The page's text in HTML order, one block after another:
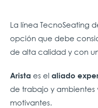
La línea TecnoSeating
opción que debe
de alta calidad y con
Arista es el aliado
de trabajo y ambientes
motivantes.